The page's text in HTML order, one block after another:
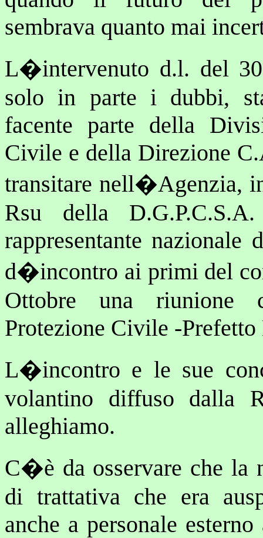
sembrava quanto mai
L�intervenuto d.l. del
solo in parte i dubbi,
facente parte della
Civile e della Direzione
transitare nell�Agenzia,
Rsu della
rappresentante
d�incontro ai primi del
Ottobre una riunione
Protezione Civile -
L�incontro e le sue
volantino diffuso dalla
alleghiamo.
C�è da osservare che la
di trattativa che era
anche a personale